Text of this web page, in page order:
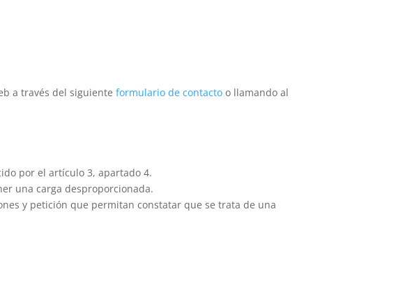
a través del siguienteformulario de contacto o llamando al
por el artículo 3, apartado 4.
una carga desproporcionada.
y petición que permitan constatar que se trata de una